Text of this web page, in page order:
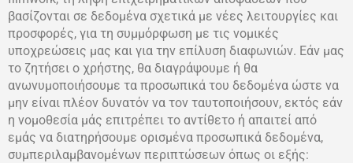
βασίζονται σε δεδομένα σχετικά με νέες λειτουργίες και
προσφορές, για τη συμμόρφωση με τις νομικές
υποχρεώσεις μας και για την επίλυση διαφωνιών. Εάν μας
το ζητήσει ο χρήστης, θα διαγράψουμε ή θα
ανωνυμοποιήσουμε τα προσωπικά του δεδομένα ώστε να
μην είναι πλέον δυνατόν να τον ταυτοποιήσουν, εκτός εάν
η νομοθεσία μάς επιτρέπει το αντίθετο ή απαιτεί από
εμάς να διατηρήσουμε ορισμένα προσωπικά δεδομένα,
συμπεριλαμβανομένων περιπτώσεων όπως οι εξής: